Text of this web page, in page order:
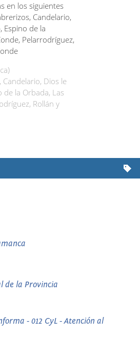
en los siguientes
Candelario,
Espino de la
Pelarrodríguez,
Dios le
de la Orbada, Las
Rollán y
de la Provincia
- 012 CyL - Atención al